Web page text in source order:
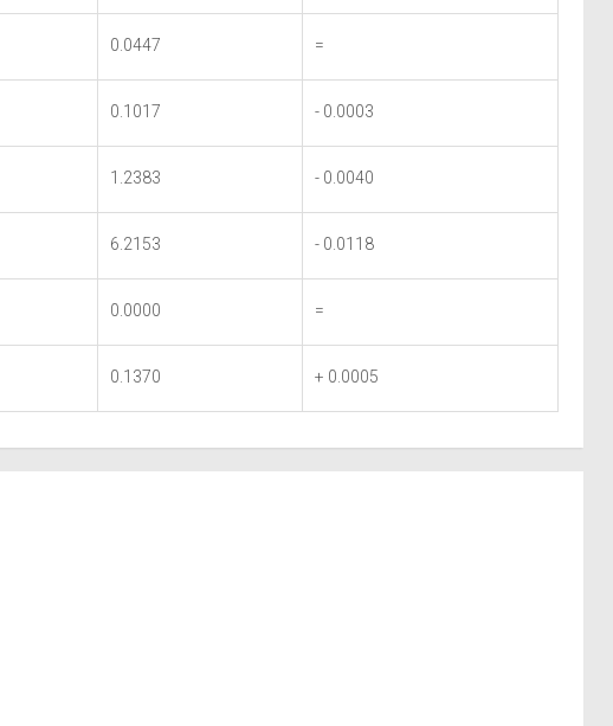
0.0447 =
0.1017 - 0.0003
1.2383 - 0.0040
6.2153 - 0.0118
0.0000 =
0.1370 + 0.0005